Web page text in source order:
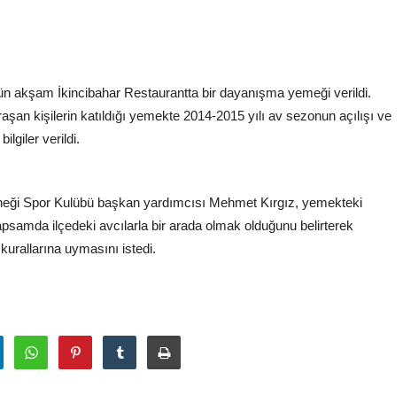
akşam İkincibahar Restaurantta bir dayanışma yemeği verildi.
kişilerin katıldığı yemekte 2014-2015 yılı av sezonun açılışı ve
verildi.
Spor Kulübü başkan yardımcısı Mehmet Kırgız, yemekteki
ilçedeki avcılarla bir arada olmak olduğunu belirterek
uymasını istedi.